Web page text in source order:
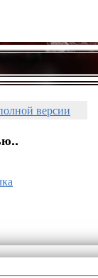
версии